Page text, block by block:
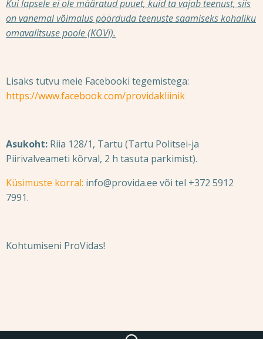
Kui lapsele ei ole määratud puuet, kuid ta vajab teenust, siis
on vanemal võimalus pöörduda teenuste saamiseks kohaliku
omavalitsuse poole (KOVi).
Lisaks tutvu meie Facebooki tegemistega:
https://www.facebook.com/providakliinik
Asukoht: Riia 128/1, Tartu (Tartu Politsei-ja
Piirivalveameti kõrval, 2 h tasuta parkimist).
Küsimuste korral: info@provida.ee või tel +372 5912
7991.
Kohtumiseni ProVidas!